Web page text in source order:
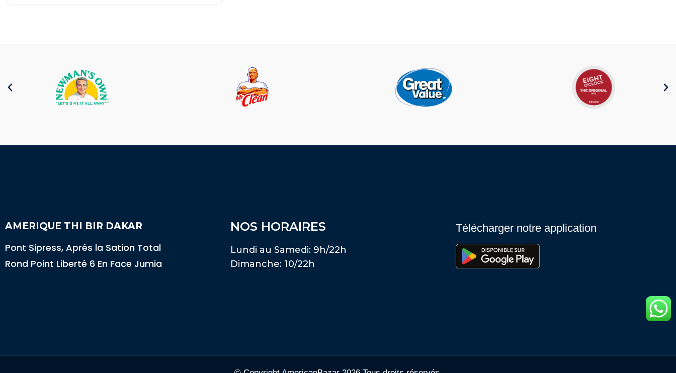
AMERIQUE THI BIR DAKAR
Pont Sipress, Aprés la Sation Total
Rond Point Liberté 6 En Face Jumia
NOS HORAIRES
Lundi au Samedi: 9h/22h
Dimanche: 10/22h
Télécharger notre application